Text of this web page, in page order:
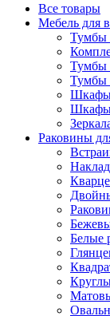
Все товары
Мебель для
Тумбы
Тумбы
Тумбы
Шкафы
Раковины
Белые